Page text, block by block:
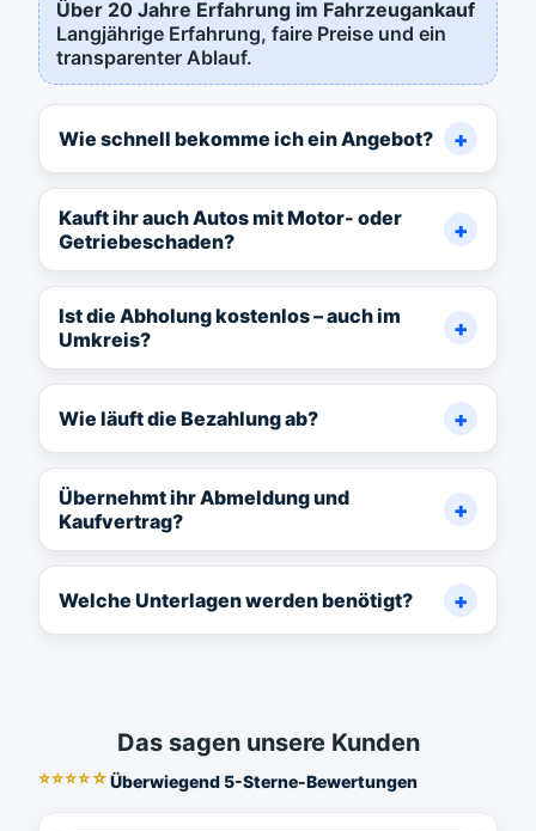
Über 20 Jahre Erfahrung im Fahrzeugankauf
Langjährige Erfahrung, faire Preise und ein
transparenter Ablauf.
Wie schnell bekomme ich ein Angebot?
Kauft ihr auch Autos mit Motor- oder
Getriebeschaden?
Ist die Abholung kostenlos – auch im
Umkreis?
Wie läuft die Bezahlung ab?
Übernehmt ihr Abmeldung und
Kaufvertrag?
Welche Unterlagen werden benötigt?
Das sagen unsere Kunden
⭐⭐⭐⭐☆Überwiegend 5-Sterne-Bewertungen